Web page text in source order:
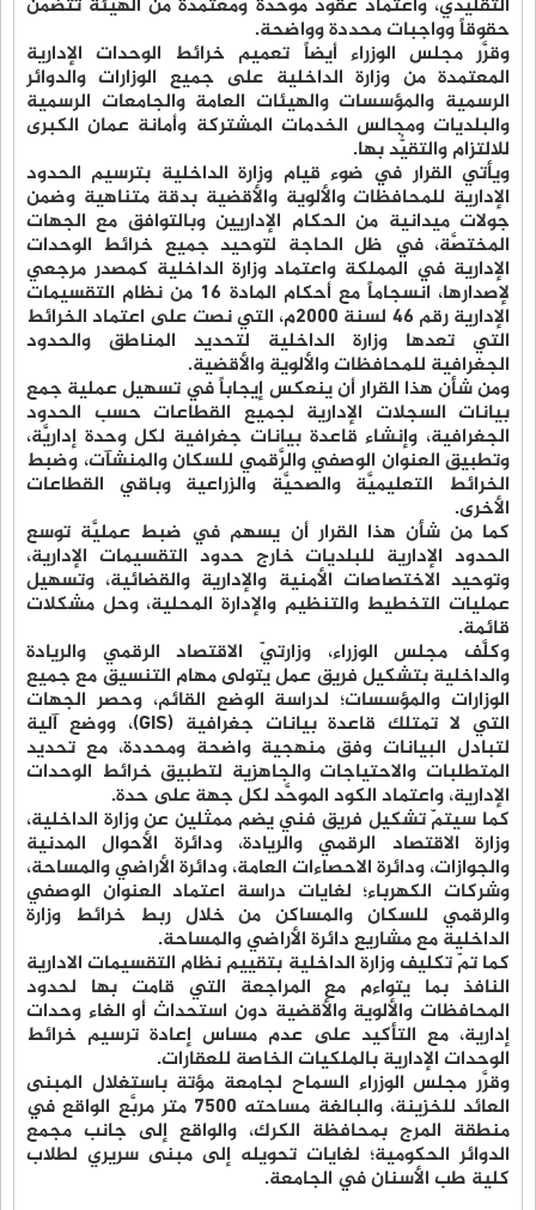
التقليدي، واعتماد عقود موحدة ومعتمدة من الهيئة تتضمن
حقوقاً وواجبات محددة وواضحة.
وقرَّر مجلس الوزراء أيضاً تعميم خرائط الوحدات الإدارية
المعتمدة من وزارة الداخلية على جميع الوزارات والدوائر
الرسمية والمؤسسات والهيئات العامة والجامعات الرسمية
والبلديات ومجالس الخدمات المشتركة وأمانة عمان الكبرى
للالتزام والتقيُّد بها.
ويأتي القرار في ضوء قيام وزارة الداخلية بترسيم الحدود
الإدارية للمحافظات والألوية والأقضية بدقة متناهية وضمن
جولات ميدانية من الحكام الإداريين وبالتوافق مع الجهات
المختصَّة، في ظل الحاجة لتوحيد جميع خرائط الوحدات
الإدارية في المملكة واعتماد وزارة الداخلية كمصدر مرجعي
لإصدارها، انسجاماً مع أحكام المادة 16 من نظام التقسيمات
الإدارية رقم 46 لسنة 2000م، التي نصت على اعتماد الخرائط
التي تعدها وزارة الداخلية لتحديد المناطق والحدود
الجغرافية للمحافظات والألوية والأقضية.
ومن شأن هذا القرار أن ينعكس إيجاباً في تسهيل عملية جمع
بيانات السجلات الإدارية لجميع القطاعات حسب الحدود
الجغرافية، وإنشاء قاعدة بيانات جغرافية لكل وحدة إداريَّة،
وتطبيق العنوان الوصفي والرَّقمي للسكان والمنشآت، وضبط
الخرائط التعليميَّة والصحيَّة والزراعية وباقي القطاعات
الأخرى.
كما من شأن هذا القرار أن يسهم في ضبط عمليَّة توسع
الحدود الإدارية للبلديات خارج حدود التقسيمات الإدارية،
وتوحيد الاختصاصات الأمنية والإدارية والقضائية، وتسهيل
عمليات التخطيط والتنظيم والإدارة المحلية، وحل مشكلات
قائمة.
وكلَّف مجلس الوزراء، وزارتيّ الاقتصاد الرقمي والريادة
والداخلية بتشكيل فريق عمل يتولى مهام التنسيق مع جميع
الوزارات والمؤسسات؛ لدراسة الوضع القائم، وحصر الجهات
التي لا تمتلك قاعدة بيانات جغرافية (GIS)، ووضع آلية
لتبادل البيانات وفق منهجية واضحة ومحددة، مع تحديد
المتطلبات والاحتياجات والجاهزية لتطبيق خرائط الوحدات
الإدارية، واعتماد الكود الموحَّد لكل جهة على حدة.
كما سيتمّ تشكيل فريق فني يضم ممثلين عن وزارة الداخلية،
وزارة الاقتصاد الرقمي والريادة، ودائرة الأحوال المدنية
والجوازات، ودائرة الاحصاءات العامة، ودائرة الأراضي والمساحة،
وشركات الكهرباء؛ لغايات دراسة اعتماد العنوان الوصفي
والرقمي للسكان والمساكن من خلال ربط خرائط وزارة
الداخلية مع مشاريع دائرة الأراضي والمساحة.
كما تمّ تكليف وزارة الداخلية بتقييم نظام التقسيمات الادارية
النافذ بما يتواءم مع المراجعة التي قامت بها لحدود
المحافظات والألوية والأقضية دون استحداث أو الغاء وحدات
إدارية، مع التأكيد على عدم مساس إعادة ترسيم خرائط
الوحدات الإدارية بالملكيات الخاصة للعقارات.
وقرَّر مجلس الوزراء السماح لجامعة مؤتة باستغلال المبنى
العائد للخزينة، والبالغة مساحته 7500 متر مربَّع الواقع في
منطقة المرج بمحافظة الكرك، والواقع إلى جانب مجمع
الدوائر الحكومية؛ لغايات تحويله إلى مبنى سريري لطلاب
كلية طب الأسنان في الجامعة.